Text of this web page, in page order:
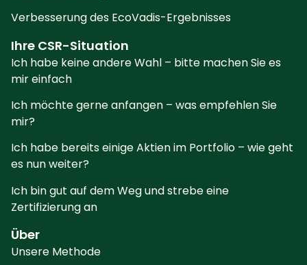
Verbesserung des EcoVadis-Ergebnisses
Ihre CSR-Situation
Ich habe keine andere Wahl – bitte machen Sie es
mir einfach
Ich möchte gerne anfangen – was empfehlen Sie
mir?
Ich habe bereits einige Aktien im Portfolio – wie geht
es nun weiter?
Ich bin gut auf dem Weg und strebe eine
Zertifizierung an
Über
Unsere Methode